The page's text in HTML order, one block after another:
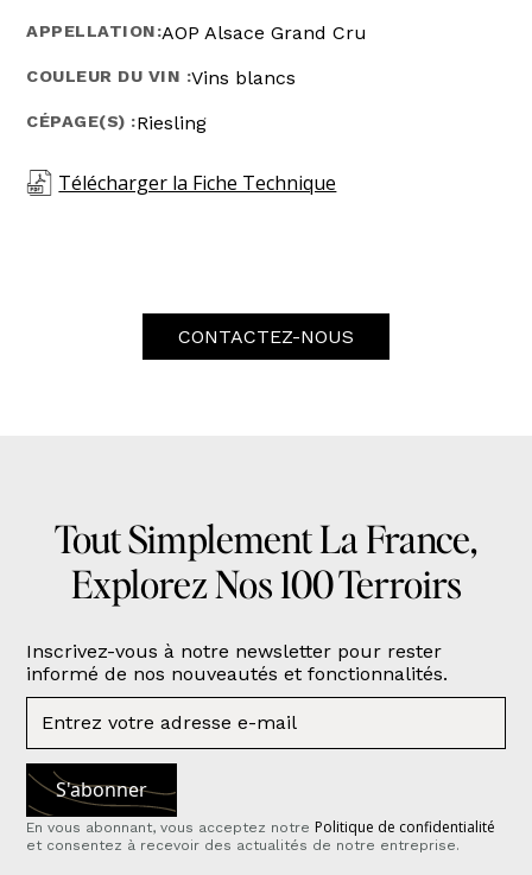
APPELLATION:AOP Alsace Grand Cru
COULEUR DU VIN :Vins blancs
CÉPAGE(S) :Riesling
Télécharger la Fiche Technique
CONTACTEZ-NOUS
Tout Simplement La France,
Explorez Nos 100 Terroirs
Inscrivez-vous à notre newsletter pour rester
informé de nos nouveautés et fonctionnalités.
En vous abonnant, vous acceptez notre Politique de confidentialité
et consentez à recevoir des actualités de notre entreprise.